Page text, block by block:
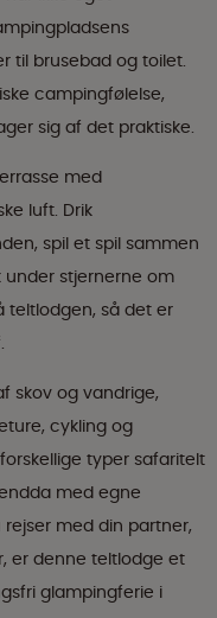
til brusebad og toilet.
campingfølelse,
sig af det praktiske.
med
luft. Drik
spil et spil sammen
stjernerne om
så det er
skov og vandrige,
cykling og
typer safaritelt
med egne
med din partner,
er denne teltlodge et
glampingferie i